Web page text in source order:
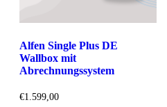
Alfen Single Plus DE
Wallbox mit
Abrechnungssystem
€1.599,00